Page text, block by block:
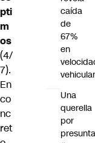
pti
m
os
(4/
7).
En
co
nc
ret
caída
de
67%
en
vehicular
Una
querella
por